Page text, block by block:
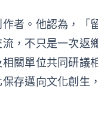
者。他認為，「
，不只是一次返
關單位共同研議
存邁向文化創生